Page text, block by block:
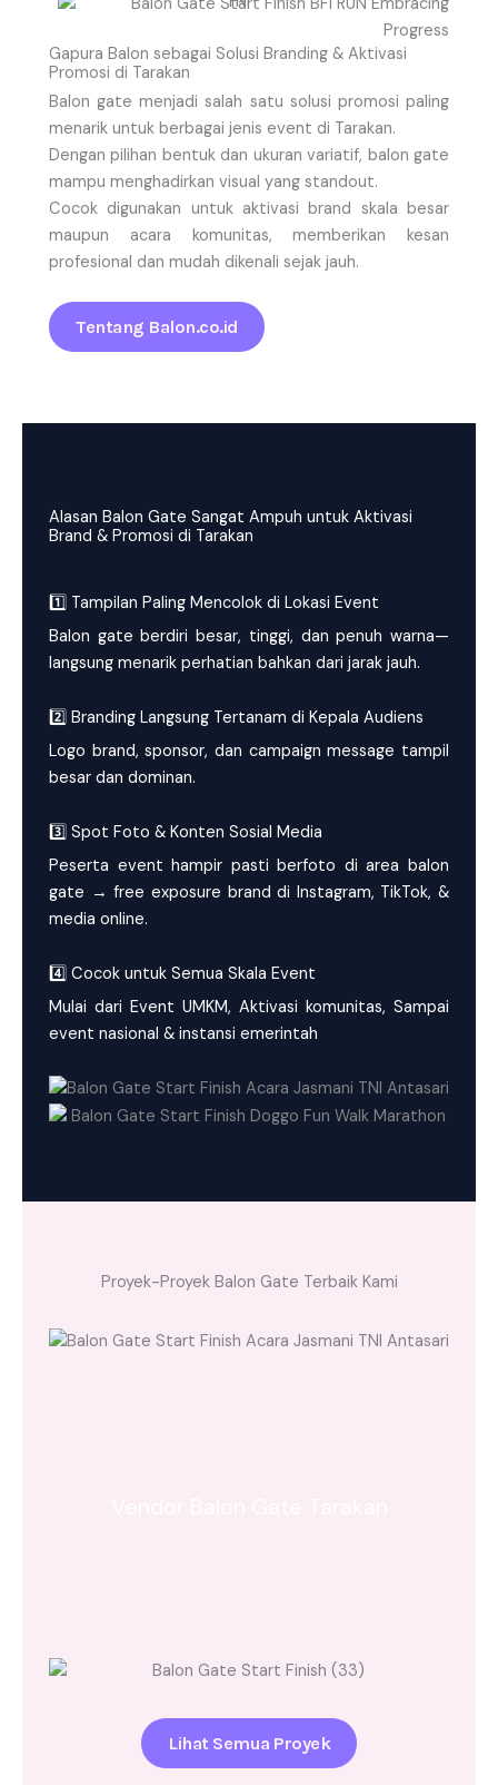
Gapura Balon sebagai Solusi Branding & Aktivasi
Promosi di Tarakan
Balon gate menjadi salah satu solusi promosi paling
menarik untuk berbagai jenis event di Tarakan.
Dengan pilihan bentuk dan ukuran variatif, balon gate
mampu menghadirkan visual yang standout.
Cocok digunakan untuk aktivasi brand skala besar
maupun acara komunitas, memberikan kesan
profesional dan mudah dikenali sejak jauh.
Tentang Balon.co.id
Alasan Balon Gate Sangat Ampuh untuk Aktivasi
Brand & Promosi di Tarakan
1️⃣ Tampilan Paling Mencolok di Lokasi Event
Balon gate berdiri besar, tinggi, dan penuh warna—
langsung menarik perhatian bahkan dari jarak jauh.
2️⃣ Branding Langsung Tertanam di Kepala Audiens
Logo brand, sponsor, dan campaign message tampil
besar dan dominan.
3️⃣ Spot Foto & Konten Sosial Media
Peserta event hampir pasti berfoto di area balon
gate → free exposure brand di Instagram, TikTok, &
media online.
4️⃣ Cocok untuk Semua Skala Event
Mulai dari Event UMKM, Aktivasi komunitas, Sampai
event nasional & instansi emerintah
Proyek-Proyek Balon Gate Terbaik Kami
Lihat Semua Proyek